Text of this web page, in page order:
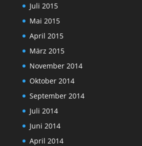
Juli 2015
Mai 2015
April 2015
März 2015
November 2014
Oktober 2014
September 2014
Juli 2014
Juni 2014
April 2014